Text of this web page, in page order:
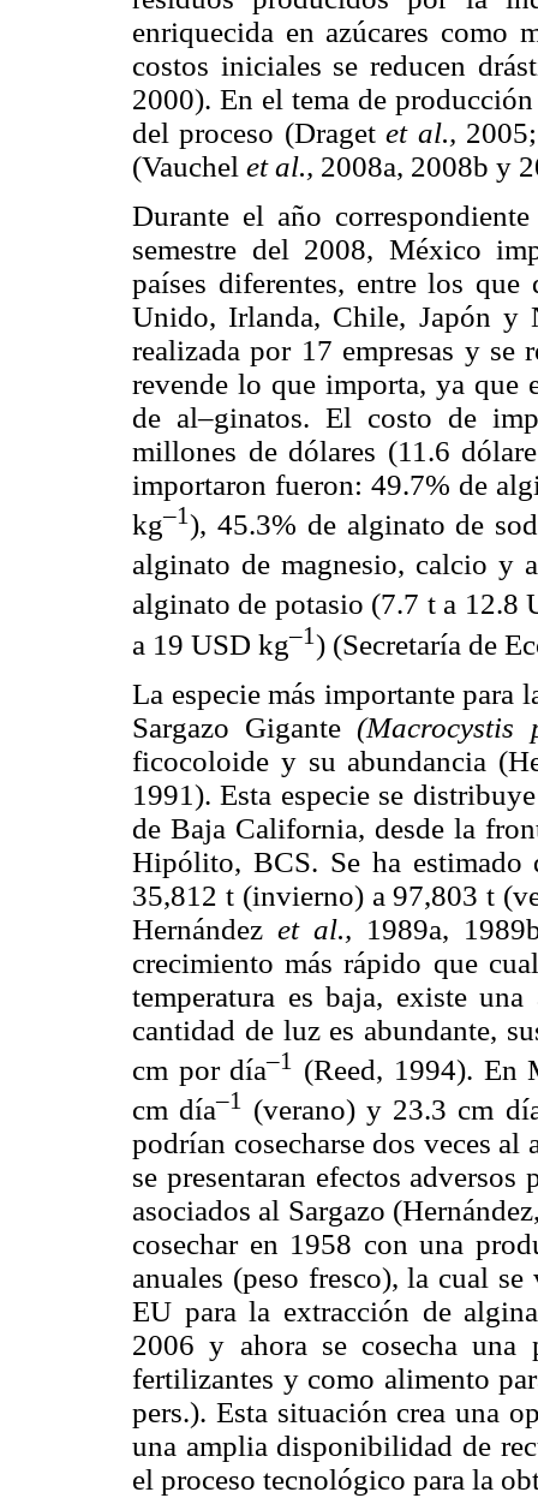
enriquecida en azúcares
costos iniciales se reducen
2000). En el tema de
del proceso (Dragetet al.,
(Vauchel et al., 2008a, 2008b y
Durante el año
semestre del 2008, México
países diferentes, entre los que
Unido, Irlanda, Chile, Japón y
realizada por 17 empresas y se
revende lo que importa, ya que
de al–ginatos. El costo de
millones de dólares (11.6
importaron fueron: 49.7% de
kg–1), 45.3% de alginato de
alginato de magnesio, calcio y
alginato de potasio (7.7 t a 12.8
a 19 USD kg–1) (Secretaría de
La especie más importante para
Sargazo Gigante(Macrocystis
ficocoloide y su abundancia
1991). Esta especie se
de Baja California, desde la
Hipólito, BCS. Se ha estimado
35,812 t (invierno) a 97,803 t
Hernándezet al., 1989a,
crecimiento más rápido que
temperatura es baja, existe
cantidad de luz es abundante,
cm por día–1
(Reed, 1994). En
cm día–1
(verano) y 23.3 cm
podrían cosecharse dos veces
se presentaran efectos
asociados al Sargazo
cosechar en 1958 con una
anuales (peso fresco), la cual
EU para la extracción de
2006 y ahora se cosecha una
fertilizantes y como alimento
pers.). Esta situación crea una
una amplia disponibilidad de
el proceso tecnológico para la